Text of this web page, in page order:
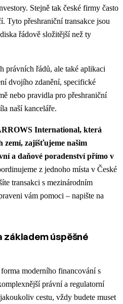
Stejně tak české firmy často
Tyto přeshraniční transakce jsou
řádově složitější než ty
právních řádů, ale také aplikaci
dvojího zdanění, specifické
nebo pravidla pro přeshraniční
naší kanceláře.
International, která
zemí, zajišťujeme našim
a daňové poradenství přímo v
z jednoho místa v České
transakci s mezinárodním
vám pomoci – napište na
základem úspěšné
moderního financování s
právní a regulatorní
cestu, vždy budete muset